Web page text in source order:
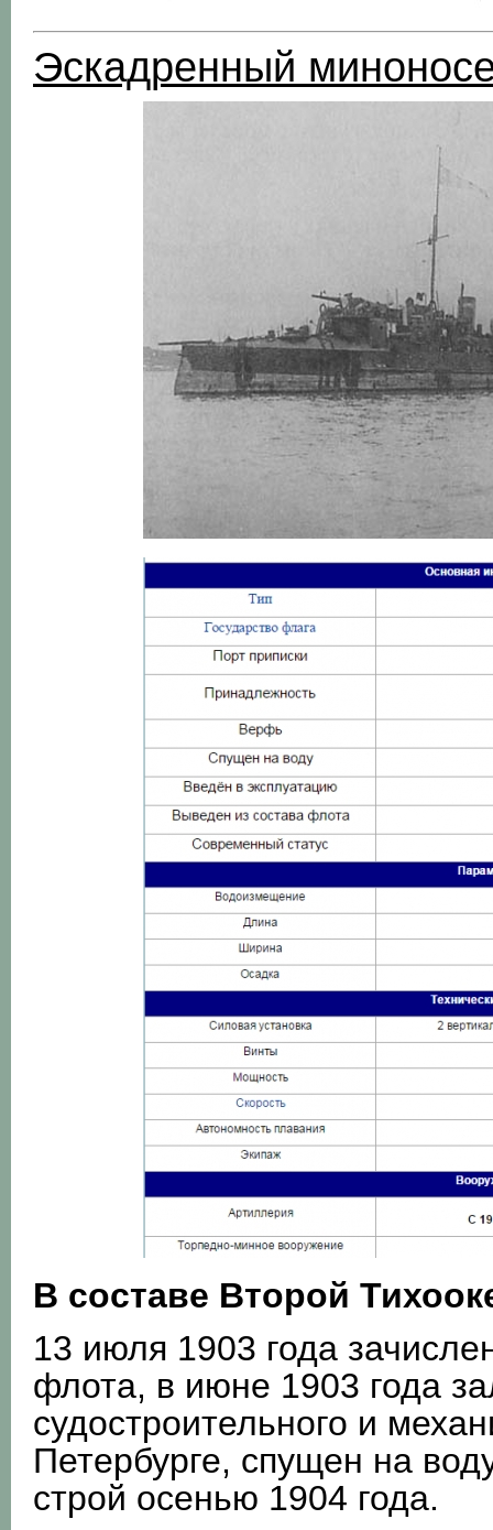
Эскадренный
В составе Второй
13 июля 1903 года
флота, в июне 1903 года
судостроительного и
Петербурге, спущен на
строй осенью 1904 года.